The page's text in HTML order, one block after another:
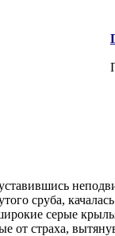
сруба, качалась
серые
от страха,